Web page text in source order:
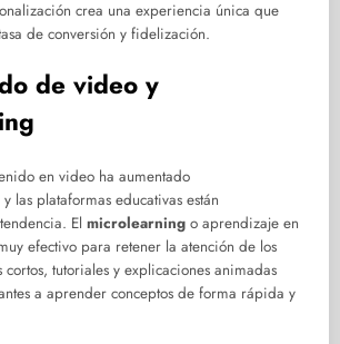
crea una experiencia única que
de conversión y fidelización.
de video y
en video ha aumentado
las plataformas educativas están
El microlearning o aprendizaje en
efectivo para retener la atención de los
cortos, tutoriales y explicaciones animadas
a aprender conceptos de forma rápida y